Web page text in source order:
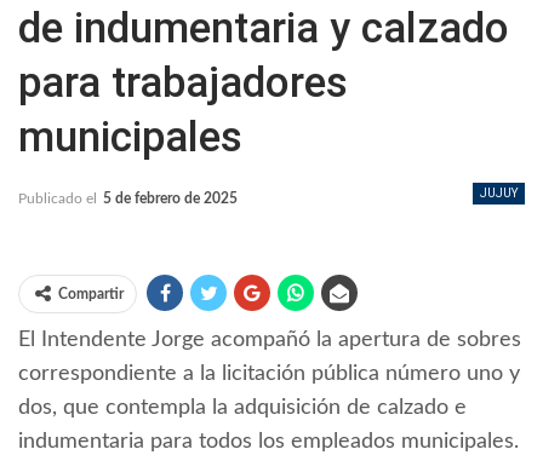
de indumentaria y calzado
para trabajadores
municipales
JUJUY
Publicado el 5 de febrero de 2025
Compartir
El Intendente Jorge acompañó la apertura de sobres
correspondiente a la licitación pública número uno y
dos, que contempla la adquisición de calzado e
indumentaria para todos los empleados municipales.